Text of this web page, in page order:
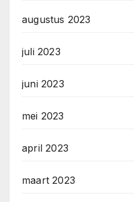
augustus 2023
juli 2023
juni 2023
mei 2023
april 2023
maart 2023